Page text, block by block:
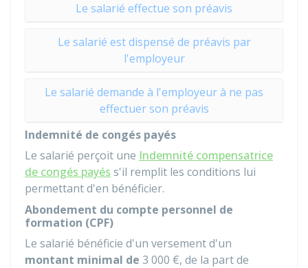
Le salarié effectue son préavis
Le salarié est dispensé de préavis par
l'employeur
Le salarié demande à l'employeur à ne pas
effectuer son préavis
Indemnité de congés payés
Le salarié perçoit une Indemnité compensatrice
de congés payés s'il remplit les conditions lui
permettant d'en bénéficier.
Abondement du compte personnel de
formation (CPF)
Le salarié bénéficie d'un versement d'un
montant minimal de 3 000 €, de la part de